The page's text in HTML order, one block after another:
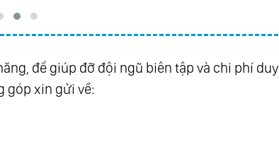
để giúp đỡ đội ngũ biên tập và chi phí duy
góp xin gửi về: